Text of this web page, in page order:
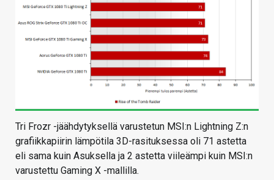
Tri Frozr -jäähdytyksellä varustetun MSI:n Lightning Z:n
grafiikkapiirin lämpötila 3D-rasituksessa oli 71 astetta
eli sama kuin Asuksella ja 2 astetta viileämpi kuin MSI:n
varustettu Gaming X -mallilla.